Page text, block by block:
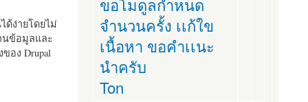
ด้ง่ายโดยไม่
นข้อมูลและ
อง Drupal
ขอโมดูลกำหนด
จำนวนครั้ง เเก้ใข
เนื้อหา ขอคำเเนะ
นำครับ
Ton